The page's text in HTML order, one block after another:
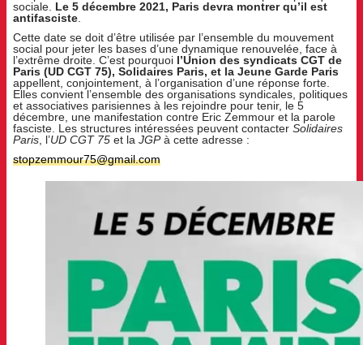
sociale. Le 5 décembre 2021, Paris devra montrer qu’il est
antifasciste.
Cette date se doit d’être utilisée par l’ensemble du mouvement
social pour jeter les bases d’une dynamique renouvelée, face à
l’extrême droite. C’est pourquoi l’Union des syndicats CGT de
Paris (UD CGT 75), Solidaires Paris, et la Jeune Garde Paris
appellent, conjointement, à l’organisation d’une réponse forte.
Elles convient l’ensemble des organisations syndicales, politiques
et associatives parisiennes à les rejoindre pour tenir, le 5
décembre, une manifestation contre Eric Zemmour et la parole
fasciste. Les structures intéressées peuvent contacter Solidaires
Paris, l’UD CGT 75 et la JGPà cette adresse :
stopzemmour75@gmail.com